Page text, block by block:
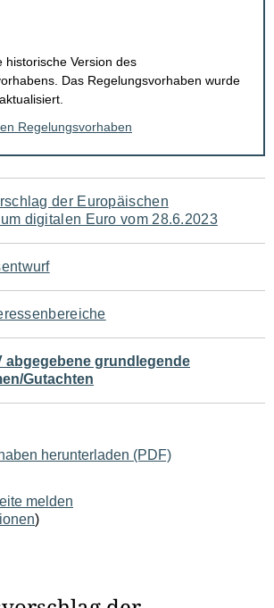
historische Version des
Das Regelungsvorhaben wurde
Regelungsvorhaben
der Europäischen
digitalen Euro vom 28.6.2023
abgegebene grundlegende
Gutachten
herunterladen (PDF)
melden
)